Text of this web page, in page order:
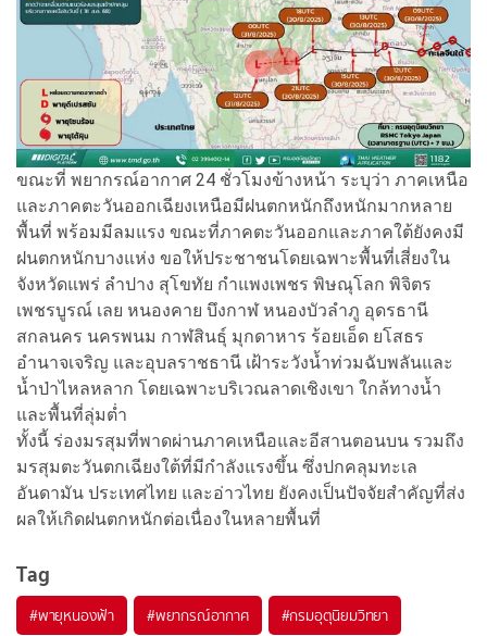
ขณะที่ พยากรณ์อากาศ 24 ชั่วโมงข้างหน้า ระบุว่า ภาคเหนือ
และภาคตะวันออกเฉียงเหนือมีฝนตกหนักถึงหนักมากหลาย
พื้นที่ พร้อมมีลมแรง ขณะที่ภาคตะวันออกและภาคใต้ยังคงมี
ฝนตกหนักบางแห่ง ขอให้ประชาชนโดยเฉพาะพื้นที่เสี่ยงใน
จังหวัดแพร่ ลำปาง สุโขทัย กำแพงเพชร พิษณุโลก พิจิตร
เพชรบูรณ์ เลย หนองคาย บึงกาฬ หนองบัวลำภู อุดรธานี
สกลนคร นครพนม กาฬสินธุ์ มุกดาหาร ร้อยเอ็ด ยโสธร
อำนาจเจริญ และอุบลราชธานี เฝ้าระวังน้ำท่วมฉับพลันและ
น้ำป่าไหลหลาก โดยเฉพาะบริเวณลาดเชิงเขา ใกล้ทางน้ำ
และพื้นที่ลุ่มต่ำ
ทั้งนี้ ร่องมรสุมที่พาดผ่านภาคเหนือและอีสานตอนบน รวมถึง
มรสุมตะวันตกเฉียงใต้ที่มีกำลังแรงขึ้น ซึ่งปกคลุมทะเล
อันดามัน ประเทศไทย และอ่าวไทย ยังคงเป็นปัจจัยสำคัญที่ส่ง
ผลให้เกิดฝนตกหนักต่อเนื่องในหลายพื้นที่
Tag
#พายุหนองฟ้า #พยากรณ์อากาศ #กรมอุตุนิยมวิทยา